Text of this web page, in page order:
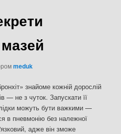
meduk
знайоме кожній дорослій
— не з чуток. Запускати її
можуть бути важкими —
в пневмонію без належної
адже він зможе